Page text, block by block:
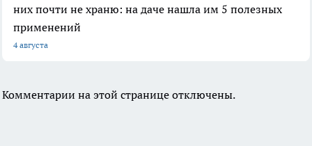
них почти не храню: на даче нашла им 5 полезных
применений
4 августа
Комментарии на этой странице отключены.